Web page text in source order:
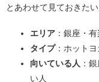
とあわせて見ておきたい
エリア ：銀座・
タイプ：ホット
向いている人 ：
い人